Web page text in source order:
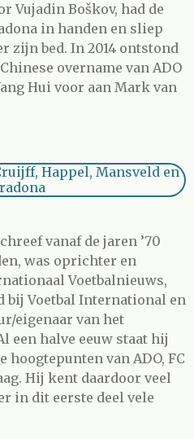
Vujadin Boškov, had de
in handen en sliep
zijn bed. In 2014 ontstond
overname van ADO
Hui voor aan Mark van
Happel, Mansveld en
vanaf de jaren ’70
was oprichter en
Voetbalnieuws,
bij Voetbal International en
eigenaar van het
een halve eeuw staat hij
van ADO, FC
Hij kent daardoor veel
in dit eerste deel vele